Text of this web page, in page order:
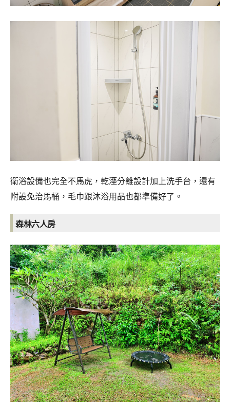
衛浴設備也完全不馬虎，乾溼分離設計加上洗手台，還有
附設免治馬桶，毛巾跟沐浴用品也都準備好了。
森林六人房